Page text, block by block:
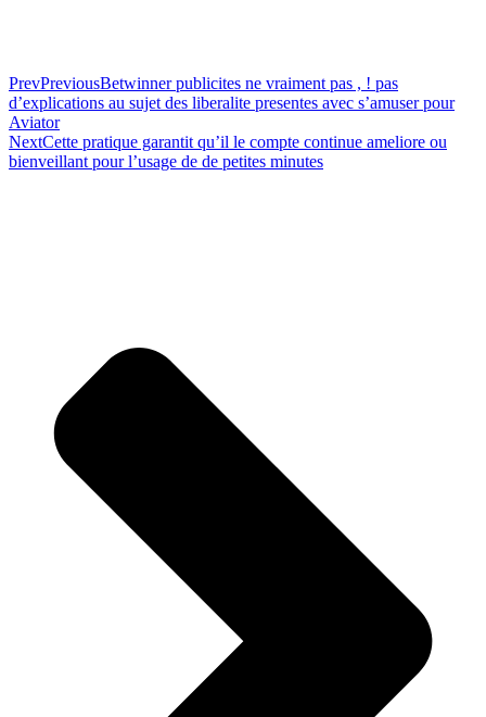
PrevPreviousBetwinner publicites ne vraiment pas , ! pas
d’explications au sujet des liberalite presentes avec s’amuser pour
Aviator
NextCette pratique garantit qu’il le compte continue ameliore ou
bienveillant pour l’usage de de petites minutes